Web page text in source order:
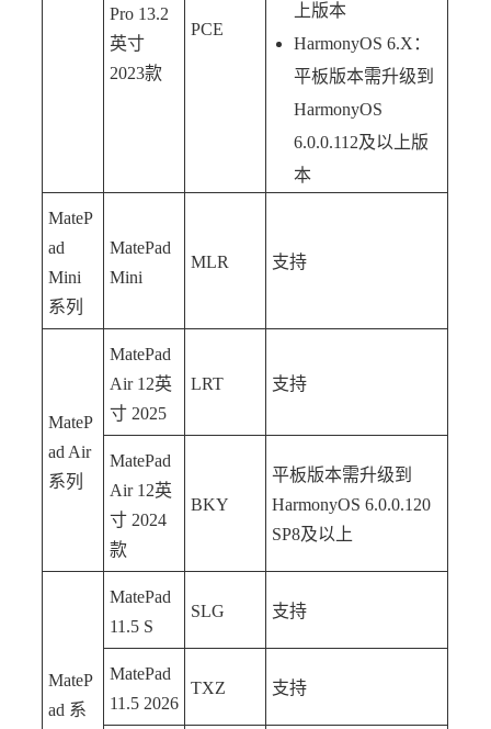
Pro 13.2
英寸
2023款
PCE
上版本
HarmonyOS 6.X：
平板版本需升级到
HarmonyOS
6.0.0.112及以上版
本
MateP
ad
Mini
系列
MatePad
Mini
MLR 支持
MateP
ad Air
系列
MatePad
Air 12英
寸 2025
LRT 支持
MatePad
Air 12英
寸 2024
款
BKY
平板版本需升级到
HarmonyOS 6.0.0.120
SP8及以上
MateP
ad 系
MatePad
11.5 S
SLG 支持
MatePad
11.5 2026
TXZ 支持